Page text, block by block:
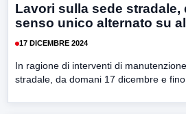
Lavori sulla sede stradale,
senso unico alternato su
17 DICEMBRE 2024
In ragione di interventi di
stradale, da domani 17 dicembre e fino